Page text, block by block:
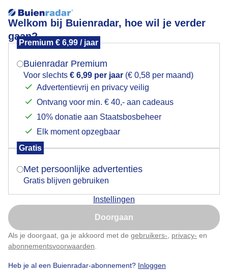
Welkom bij Buienradar, hoe wil je verder
gaan?
Premium € 6,99 / jaar
Buienradar Premium
Voor slechts € 6,99 per jaar (€ 0,58 per maand)
Advertentievrij en privacy veilig
Ontvang voor min. € 40,- aan cadeaus
10% donatie aan Staatsbosbeheer
Elk moment opzegbaar
Gratis
Met persoonlijke advertenties
Gratis blijven gebruiken
Instellingen
Doorgaan
Als je doorgaat, ga je akkoord met de gebruikers- privacy- en
abonnementsvoorwaarden
Heb je al een Buienradar-abonnement? Inloggen
Kiekje vanuit de kade, blauw-Blauw
Zon met lichtgesluierde veegwolken
Door: Anita Maes-Kuppens Gemaakt: 22-05-2025, 61x bekeken
Mogen we je locatie gebruiken voor het
Indien je hier nog geen akkoord op hebt gegeven,
verschijnt er zo een pop-up uit je browser waarin
Is goed, toon de popup
Nu niet, misschien later
Klik hierom dit aan te passen